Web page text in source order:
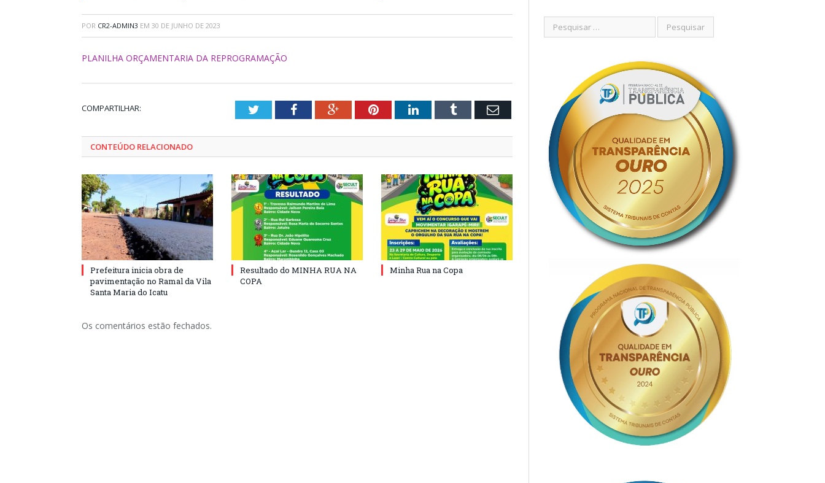
POR CR2-ADMIN3 EM 30 DE JUNHO DE 2023
PLANILHA ORÇAMENTARIA DA REPROGRAMAÇÃO
COMPARTILHAR: TwitterFacebookGoogle+PinterestLinkedInTumblr Email
CONTEÚDO RELACIONADO
Prefeitura inicia obra de
pavimentação no Ramal da Vila
Santa Maria do Icatu
Resultado do MINHA RUA NA
COPA
Minha Rua na Copa
Os comentários estão fechados.